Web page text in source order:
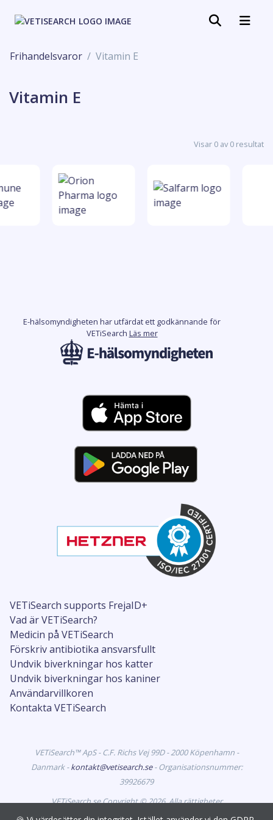
Frihandelsvaror Vitamin E
Vitamin E
Visar 0 av 0 resultat
VETiSearch supports FrejaID+
Vad är VETiSearch?
Medicin på VETiSearch
Förskriv antibiotika ansvarsfullt
Undvik biverkningar hos katter
Undvik biverkningar hos kaniner
Användarvillkoren
Kontakta VETiSearch
E-hälsomyndigheten har utfärdat ett godkännande för
VETiSearch Läs mer
VETiSearch™ ApS - C.F. Richs Vej 99D - 2000 Köpenhamn -
Danmark -kontakt@vetisearch.se- Organisationsnummer:
39926679
VETiSearch.se Copyright © 2026. Alla rättigheter
förbehållna. VETiSearch innehåller information om